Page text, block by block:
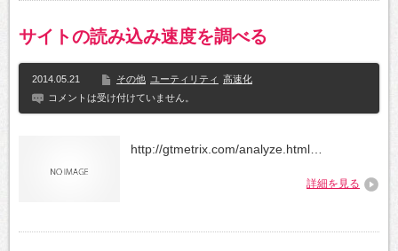
サイトの読み込み速度を調べる
2014.05.21 その他 ユーティリティ 高速化
コメントは受け付けていません。
http://gtmetrix.com/analyze.html…
詳細を見る